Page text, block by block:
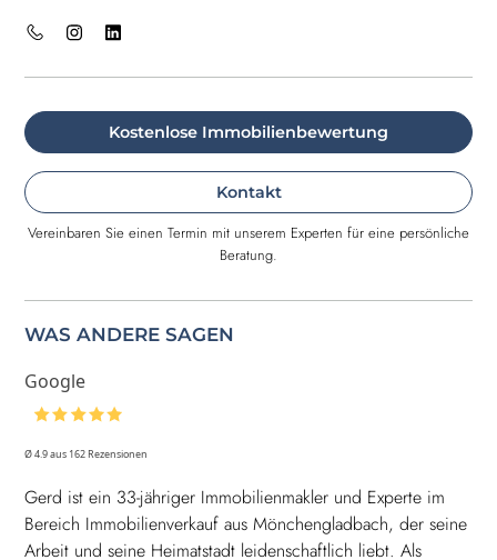
Kostenlose Immobilienbewertung
Kontakt
Vereinbaren Sie einen Termin mit unserem Experten für eine persönliche
Beratung.
WAS ANDERE SAGEN
Google
Ø 4.9 aus 162 Rezensionen
Gerd ist ein 33-jähriger Immobilienmakler und Experte im
Bereich Immobilienverkauf aus Mönchengladbach, der seine
Arbeit und seine Heimatstadt leidenschaftlich liebt. Als